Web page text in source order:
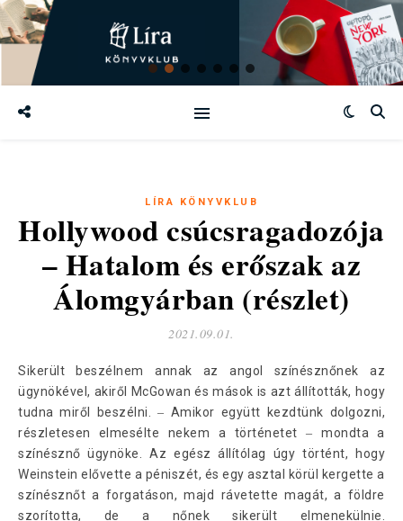
LÍRA KÖNYVKLUB
Hollywood csúcsragadozója
– Hatalom és erőszak az
Álomgyárban (részlet)
2021.09.01.
Sikerült beszélnem annak az angol színésznőnek az
ügynökével, akiről McGowan és mások is azt állították, hogy
tudna miről beszélni. ‒ Amikor együtt kezdtünk dolgozni,
részletesen elmesélte nekem a történetet ‒ mondta a
színésznő ügynöke. Az egész állítólag úgy történt, hogy
Weinstein elővette a péniszét, és egy asztal körül kergette a
színésznőt a forgatáson, majd rávetette magát, a földre
szorította, de a nőnek sikerült elmenekülnie.